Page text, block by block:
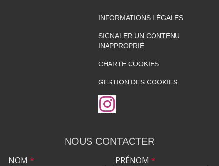
INFORMATIONS LÉGALES
SIGNALER UN CONTENU
INAPPROPRIÉ
CHARTE COOKIES
GESTION DES COOKIES
NOUS CONTACTER
NOM * PRÉNOM *